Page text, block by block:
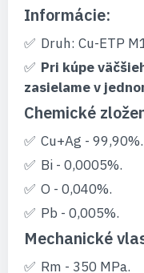
Informácie:
Druh: Cu-ETP
Pri kúpe
zasielame v
Chemické
Cu+Ag - 99,90%.
Bi - 0,0005%.
O - 0,040%.
Pb - 0,005%.
Mechanické
Rm - 350 MPa.